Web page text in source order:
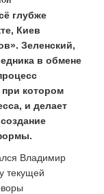
надо
в
глубже
Киев
Зеленский,
в обмене
котором
и делает
Владимир
текущей